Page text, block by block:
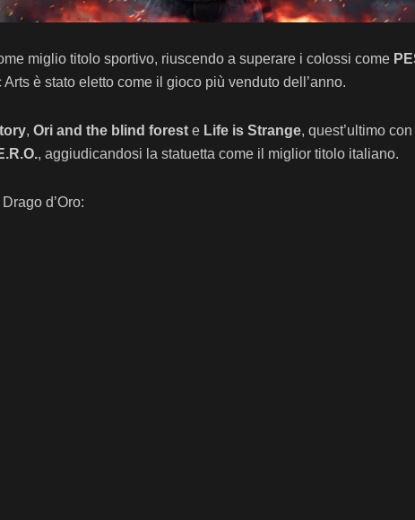
miglio titolo sportivo, riuscendo a superare i colossi come
è stato eletto come il gioco più venduto dell’anno.
, Ori and the blind forest e Life is Strange, quest’ultimo
, aggiudicandosi la statuetta come il miglior titolo italiano.
d’Oro: